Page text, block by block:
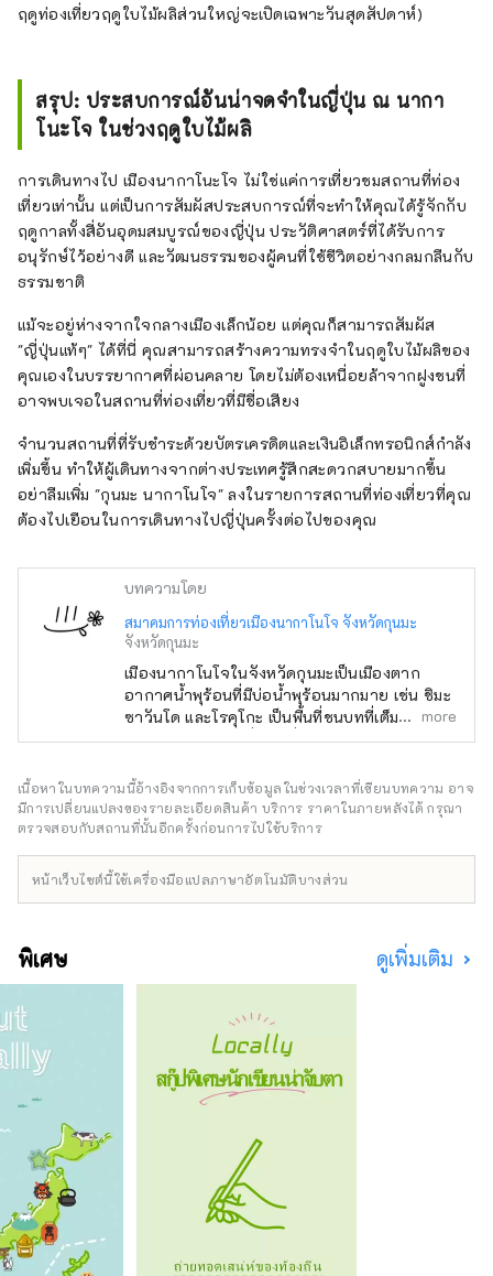
ฤดูท่องเที่ยวฤดูใบไม้ผลิส่วนใหญ่จะเปิดเฉพาะวันสุดสัปดาห์)
สรุป: ประสบการณ์อันน่าจดจำในญี่ปุ่น ณ นากา
โนะโจ ในช่วงฤดูใบไม้ผลิ
การเดินทางไป เมืองนากาโนะโจ ไม่ใช่แค่การเที่ยวชมสถานที่ท่อง
เที่ยวเท่านั้น แต่เป็นการสัมผัสประสบการณ์ที่จะทำให้คุณได้รู้จักกับ
ฤดูกาลทั้งสี่อันอุดมสมบูรณ์ของญี่ปุ่น ประวัติศาสตร์ที่ได้รับการ
อนุรักษ์ไว้อย่างดี และวัฒนธรรมของผู้คนที่ใช้ชีวิตอย่างกลมกลืนกับ
ธรรมชาติ
แม้จะอยู่ห่างจากใจกลางเมืองเล็กน้อย แต่คุณก็สามารถสัมผัส
"ญี่ปุ่นแท้ๆ" ได้ที่นี่ คุณสามารถสร้างความทรงจำในฤดูใบไม้ผลิของ
คุณเองในบรรยากาศที่ผ่อนคลาย โดยไม่ต้องเหนื่อยล้าจากฝูงชนที่
อาจพบเจอในสถานที่ท่องเที่ยวที่มีชื่อเสียง
จำนวนสถานที่ที่รับชำระด้วยบัตรเครดิตและเงินอิเล็กทรอนิกส์กำลัง
เพิ่มขึ้น ทำให้ผู้เดินทางจากต่างประเทศรู้สึกสะดวกสบายมากขึ้น
อย่าลืมเพิ่ม "กุนมะ นากาโนโจ" ลงในรายการสถานที่ท่องเที่ยวที่คุณ
ต้องไปเยือนในการเดินทางไปญี่ปุ่นครั้งต่อไปของคุณ
บทความโดย
สมาคมการท่องเที่ยวเมืองนากาโนโจ จังหวัดกุนมะ
จังหวัดกุนมะ
เมืองนากาโนโจในจังหวัดกุนมะเป็นเมืองตาก
อากาศน้ำพุร้อนที่มีบ่อน้ำพุร้อนมากมาย เช่น ชิมะ
ซาวันโด และโรคุโกะ เป็นพื้นที่ชนบทที่เต็มไปด้วย
ธรรมชาติ มีสถานที่ท่องเที่ยวมากมาย เช่น
เกะ ยังคงมีกิจกรรมและวัฒนธรรมโบราณ เช่น
เทศกาลโทริโออิและเทศกาลกิองหลงเหลืออยู่
นอกจากนี้ เมืองนี้ยังจัดงานเทศกาลศิลปะร่วมสมัย
ปี เราจะมาแนะนำเสน่ห์ของเมืองนากาโนโจกัน
more
เนื้อหาในบทความนี้อ้างอิงจากการเก็บข้อมูลในช่วงเวลาที่เขียนบทความ อาจ
มีการเปลี่ยนแปลงของรายละเอียดสินค้า บริการ ราคาในภายหลังได้ กรุณา
ตรวจสอบกับสถานที่นั้นอีกครั้งก่อนการไปใช้บริการ
หน้าเว็บไซต์นี้ใช้เครื่องมือแปลภาษาอัตโนมัติบางส่วน
พิเศษ ดูเพิ่มเติม